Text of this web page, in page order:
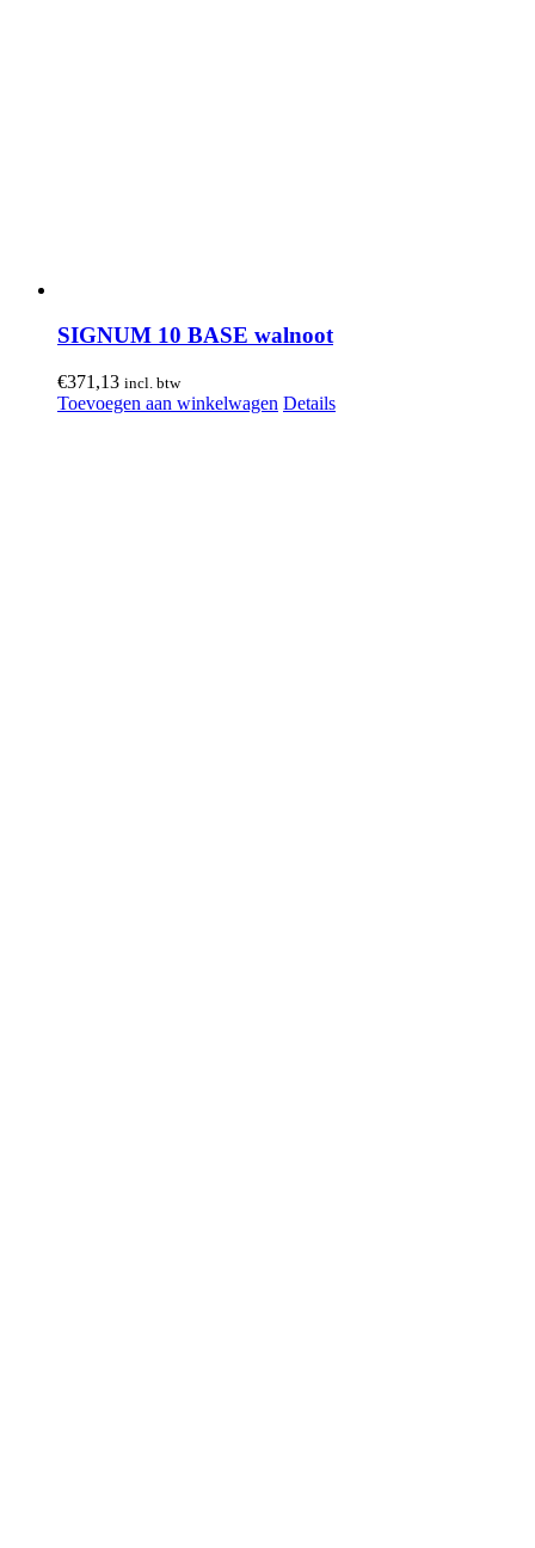
SIGNUM 10 BASE walnoot
€371,13 incl. btw
Toevoegen aan winkelwagen Details